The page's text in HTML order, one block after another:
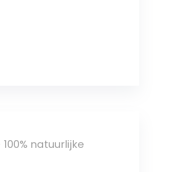
natuurlijke